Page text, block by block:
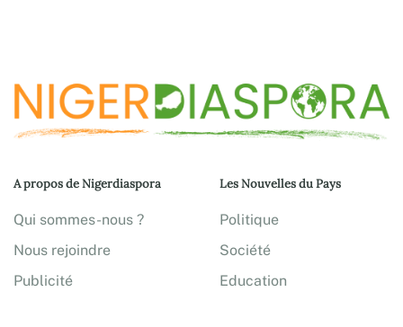
A propos de Nigerdiaspora
Qui sommes-nous ?
Nous rejoindre
Publicité
Les Nouvelles du Pays
Politique
Société
Education